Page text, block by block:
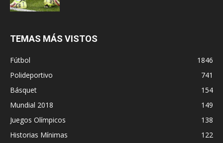
TEMAS MÁS VISTOS
Fútbol
1846
Polideportivo
741
Básquet
154
Mundial 2018
149
Juegos Olímpicos
138
Historias Mínimas
122